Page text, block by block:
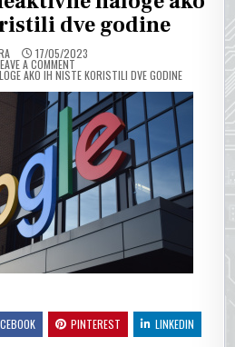
dve godine
17/05/2023
A COMMENTON
AKO IH NISTE KORISTILI DVE GODINE
PINTEREST LINKEDIN